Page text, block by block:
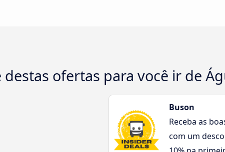
ofertas para você ir de
Buson
Receba as
com um